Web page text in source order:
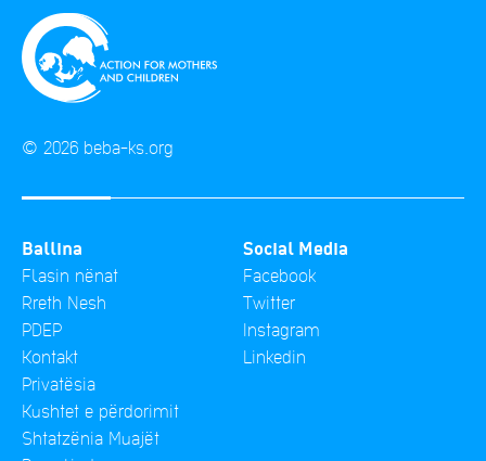
© 2026 beba-ks.org
Ballina
Flasin nënat
Rreth Nesh
PDEP
Kontakt
Privatësia
Kushtet e përdorimit
Shtatzënia Muajët
Social Media
Facebook
Twitter
Instagram
Linkedin